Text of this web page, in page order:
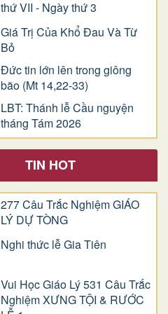
thứ VII - Ngày thứ 3
Giá Trị Của Khổ Ðau Và Từ
Bỏ
Đức tin lớn lên trong giông
bão (Mt 14,22-33)
LBT: Thánh lễ Cầu nguyện
tháng Tám 2026
TIN HOT
277 Câu Trắc Nghiệm GIÁO
LÝ DỰ TÒNG
Nghi thức lễ Gia Tiên
Vui Học Giáo Lý 531 Câu Trắc
Nghiệm XƯNG TỘI & RƯỚC